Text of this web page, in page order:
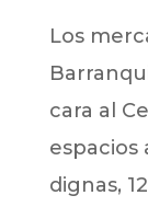
Los
cara al
espacios
dignas,